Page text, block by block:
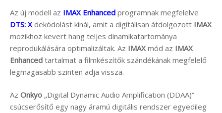
Az új modell az IMAX Enhanced programnak megfelelve
DTS: X dekódolást kínál, amit a digitálisan átdolgozott IMAX
mozikhoz kevert hang teljes dinamikatartománya
reprodukálására optimalizáltak. Az IMAX mód az IMAX
Enhanced tartalmat a filmkészítők szándékának megfelelő
legmagasabb szinten adja vissza.
Az Onkyo „Digital Dynamic Audio Amplification (DDAA)”
csúcserősítő egy nagy áramú digitális rendszer egyedileg